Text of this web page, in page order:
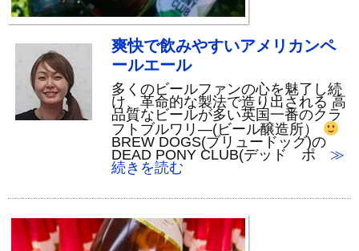
爽快で飲みやすいアメリカンペ
ールエール
多くのビールファンの心を魅了し続
け、革命的な製法で造り出される 高
品質なビールが多い英国一番のクラ
フトブルワリ―(ビール醸造所）
BREW DOGS(ブリュードッグ)の
DEAD PONY CLUB(デッド ポ ≫
続きを読む